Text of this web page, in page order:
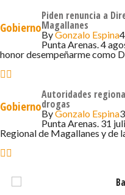
Gobierno
Piden renuncia a
Magallanes
ByGonzalo Espina
Punta Arenas. 4
honor desempeñarme como
Gobierno
Autoridades
drogas
ByGonzalo Espina
Punta Arenas. 31
Regional de Magallanes y de